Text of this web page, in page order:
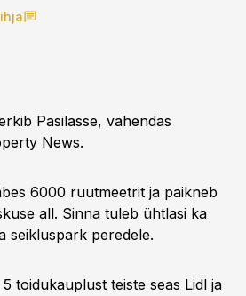
Pasilasse, vahendas
News.
6000 ruutmeetrit ja paikneb
all. Sinna tuleb ühtlasi ka
seikluspark peredele.
toidukauplust teiste seas Lidl ja